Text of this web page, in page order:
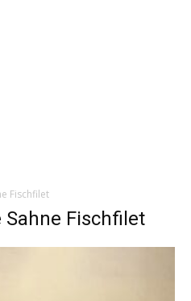
Fischfilet
Sahne Fischfilet